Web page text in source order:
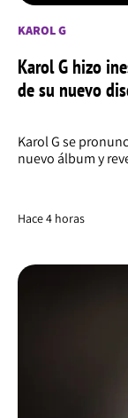
KAROL G
Karol G hizo
de su nuevo
Karol G se
nuevo álbum y
Hace 4 horas